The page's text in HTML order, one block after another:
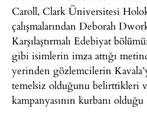
Caroll, Clark Üniversitesi
çalışmalarından Deborah
Karşılaştırmalı Edebiyat
gibi isimlerin imza attığı
yerinden gözlemcilerin
temelsiz olduğunu belirttikleri
kampanyasının kurbanı